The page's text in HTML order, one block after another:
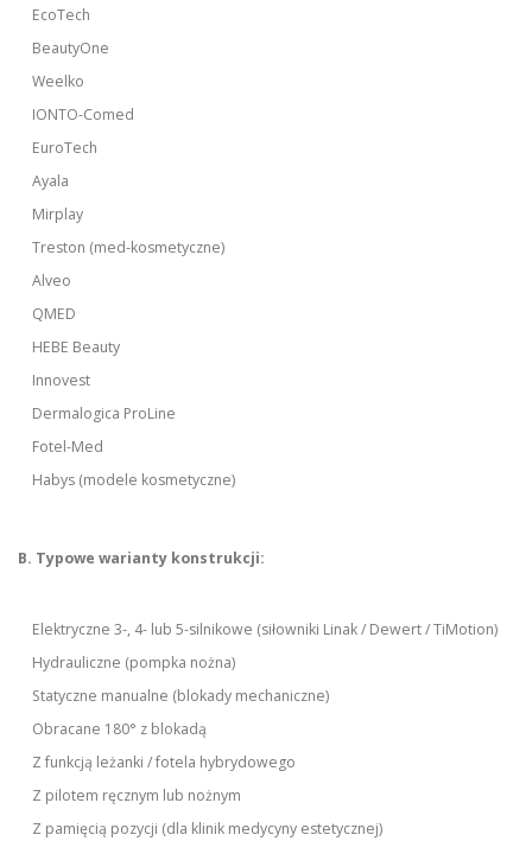
EcoTech
BeautyOne
Weelko
IONTO-Comed
EuroTech
Ayala
Mirplay
Treston (med-kosmetyczne)
Alveo
QMED
HEBE Beauty
Innovest
Dermalogica ProLine
Fotel-Med
Habys (modele kosmetyczne)
B. Typowe warianty konstrukcji:
Elektryczne 3-, 4- lub 5-silnikowe (siłowniki Linak / Dewert / TiMotion)
Hydrauliczne (pompka nożna)
Statyczne manualne (blokady mechaniczne)
Obracane 180° z blokadą
Z funkcją leżanki / fotela hybrydowego
Z pilotem ręcznym lub nożnym
Z pamięcią pozycji (dla klinik medycyny estetycznej)